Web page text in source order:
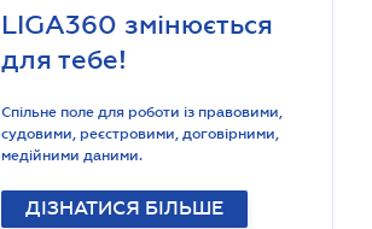
LIGA360 змінюється
для тебе!
Спільне поле для роботи із правовими,
судовими, реєстровими, договірними,
медійними даними.
ДІЗНАТИСЯ БІЛЬШЕ